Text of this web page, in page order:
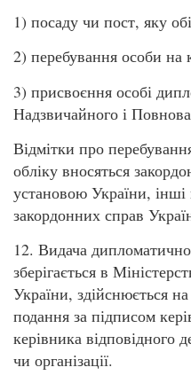
1) посаду чи пост, яку
2) перебування особи на
3) присвоєння особі
Надзвичайного і
Відмітки про
обліку вносяться
установою України,
закордонних справ
12. Видача
зберігається в
України, здійснюється
подання за підписом
керівника відповідного
чи організації.